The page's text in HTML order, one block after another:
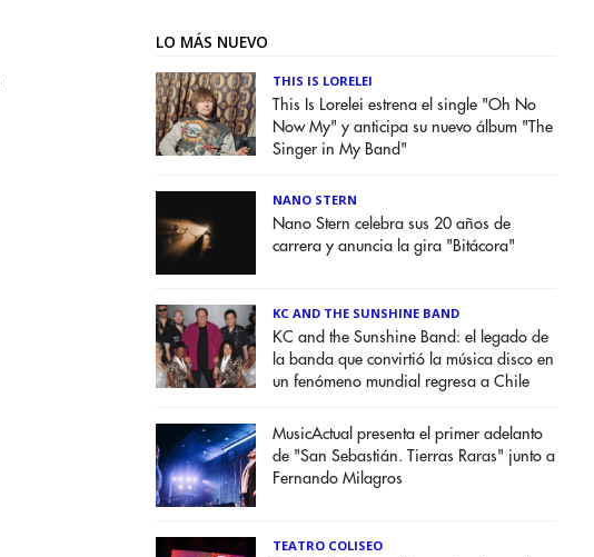
LO MÁS NUEVO
THIS IS LORELEI
This Is Lorelei estrena el single "Oh No
Now My" y anticipa su nuevo álbum "The
Singer in My Band"
NANO STERN
Nano Stern celebra sus 20 años de
carrera y anuncia la gira "Bitácora"
KC AND THE SUNSHINE BAND
KC and the Sunshine Band: el legado de
la banda que convirtió la música disco en
un fenómeno mundial regresa a Chile
MusicActual presenta el primer adelanto
de "San Sebastián. Tierras Raras" junto a
Fernando Milagros
TEATRO COLISEO